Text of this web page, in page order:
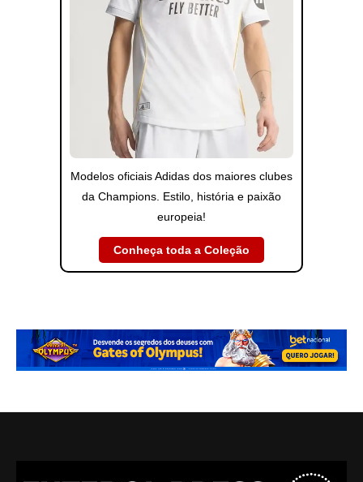
Modelos oficiais Adidas dos maiores clubes
da Champions. Estilo, história e paixão
europeia!
Conheça toda a Coleção